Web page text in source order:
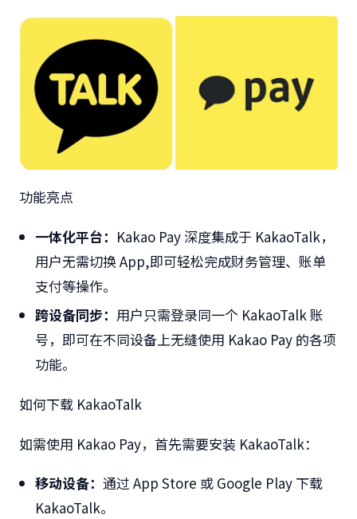
功能亮点
一体化平台： Kakao Pay 深度集成于 KakaoTalk，
用户无需切换App,即可轻松完成财务管理、账单
支付等操作。
跨设备同步： 用户只需登录同一个 KakaoTalk账
号，即可在不同设备上无缝使用 Kakao Pay 的各项
功能。
如何下载 KakaoTalk
如需使用 Kakao Pay，首先需要安装 KakaoTalk：
移动设备：通过 App Store 或 Google Play 下载
KakaoTalk。